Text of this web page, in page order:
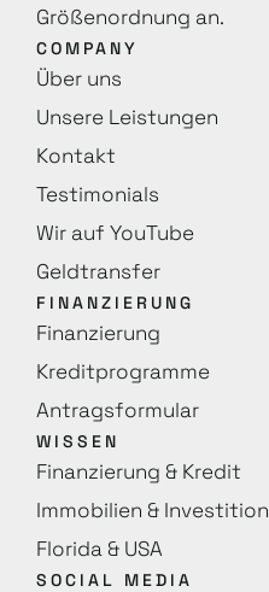
Größenordnung an.
COMPANY
Über uns
Unsere Leistungen
Kontakt
Testimonials
Wir auf YouTube
Geldtransfer
FINANZIERUNG
Finanzierung
Kreditprogramme
Antragsformular
WISSEN
Finanzierung & Kredit
Immobilien & Investition
Florida & USA
SOCIAL MEDIA